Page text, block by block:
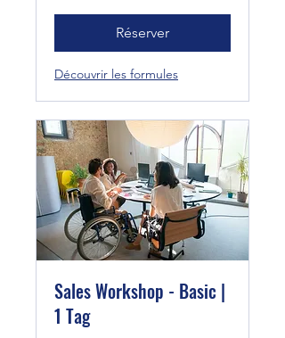
Réserver
Découvrir les formules
Sales Workshop - Basic |
1 Tag